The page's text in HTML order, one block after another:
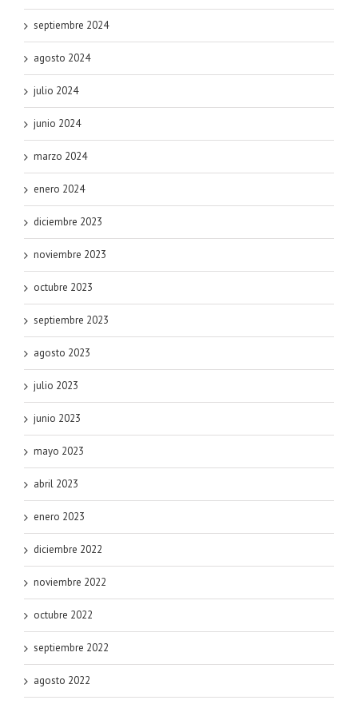
septiembre 2024
agosto 2024
julio 2024
junio 2024
marzo 2024
enero 2024
diciembre 2023
noviembre 2023
octubre 2023
septiembre 2023
agosto 2023
julio 2023
junio 2023
mayo 2023
abril 2023
enero 2023
diciembre 2022
noviembre 2022
octubre 2022
septiembre 2022
agosto 2022